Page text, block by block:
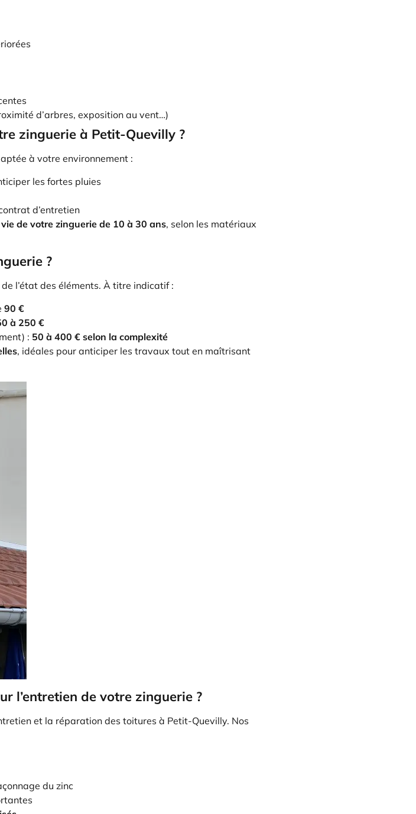
d’arbres, exposition au vent…)
zinguerie à Petit-Quevilly ?
à votre environnement :
les fortes pluies
d’entretien
de votre zinguerie de 10 à 30 ans, selon les matériaux
?
l’état des éléments. À titre indicatif :
90 €
à 250 €
: 50 à 400 € selon la complexité
, idéales pour anticiper les travaux tout en maîtrisant
l’entretien de votre zinguerie ?
et la réparation des toitures à Petit-Quevilly. Nos
du zinc